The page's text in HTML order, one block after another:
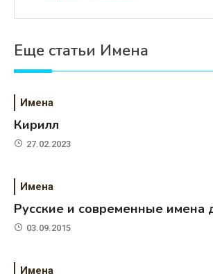
Еще статьи Имена
Имена
Кирилл
27.02.2023
Имена
Русские и современные имена
03.09.2015
Имена